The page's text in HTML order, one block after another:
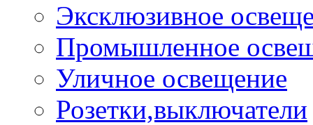
Эксклюзивное
Промышленное
Уличное освещение
Розетки,выключатели